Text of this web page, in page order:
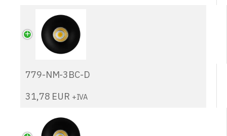
779-NM-3BC-D
31,78 EUR +IVA